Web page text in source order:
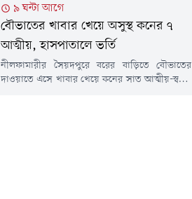
৯ ঘন্টা আগে
বৌভাতের খাবার খেয়ে অসুস্থ কনের ৭
আত্মীয়, হাসপাতালে ভর্তি
নীলফামারীর সৈয়দপুরে বরের বাড়িতে বৌভাতের
দাওয়াতে এসে খাবার খেয়ে কনের সাত আত্মীয়-স্বজন